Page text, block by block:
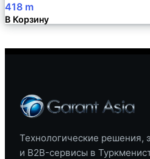
418 m
В Корзину
Технологические решения,
и B2B-сервисы в